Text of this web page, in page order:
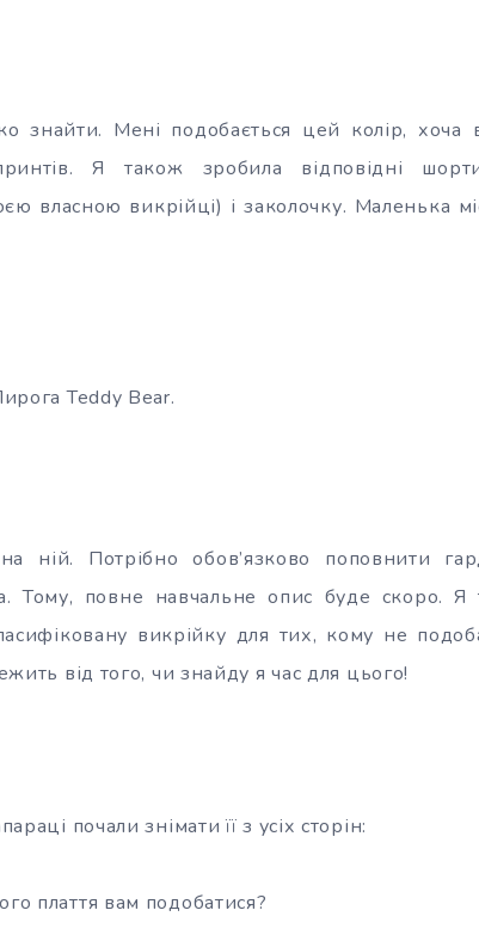
знайти. Мені подобається цей колір, хоча
Я також зробила відповідні
власною викрійці) і заколочку. Маленька
Teddy Bear.
ній. Потрібно обов’язково поповнити
Тому, повне навчальне опис буде скоро. Я
викрійку для тих, кому не
від того, чи знайду я час для цього!
почали знімати її з усіх сторін:
плаття вам подобатися?